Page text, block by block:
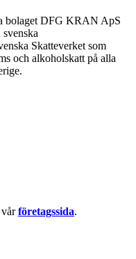
bolaget DFG KRAN ApS
Skatteverket som
och alkoholskatt på alla
företagssida.